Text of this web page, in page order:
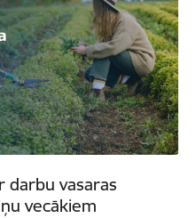
darbu vasaras
vecākiem